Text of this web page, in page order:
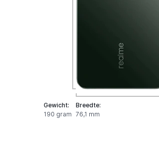
Gewicht:
190 gram
Breedte:
76,1 mm